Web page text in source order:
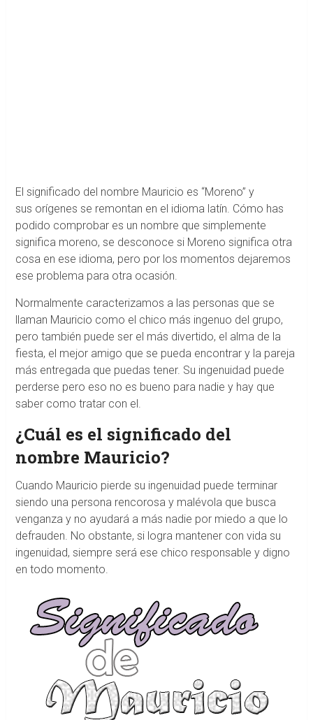
El significado del nombre Mauricio es “Moreno” y
sus orígenes se remontan en el idioma latín. Cómo has
podido comprobar es un nombre que simplemente
significa moreno, se desconoce si Moreno significa otra
cosa en ese idioma, pero por los momentos dejaremos
ese problema para otra ocasión.
Normalmente caracterizamos a las personas que se
llaman Mauricio como el chico más ingenuo del grupo,
pero también puede ser el más divertido, el alma de la
fiesta, el mejor amigo que se pueda encontrar y la pareja
más entregada que puedas tener. Su ingenuidad puede
perderse pero eso no es bueno para nadie y hay que
saber como tratar con el.
¿Cuál es el significado del
nombre Mauricio?
Cuando Mauricio pierde su ingenuidad puede terminar
siendo una persona rencorosa y malévola que busca
venganza y no ayudará a más nadie por miedo a que lo
defrauden. No obstante, si logra mantener con vida su
ingenuidad, siempre será ese chico responsable y digno
en todo momento.